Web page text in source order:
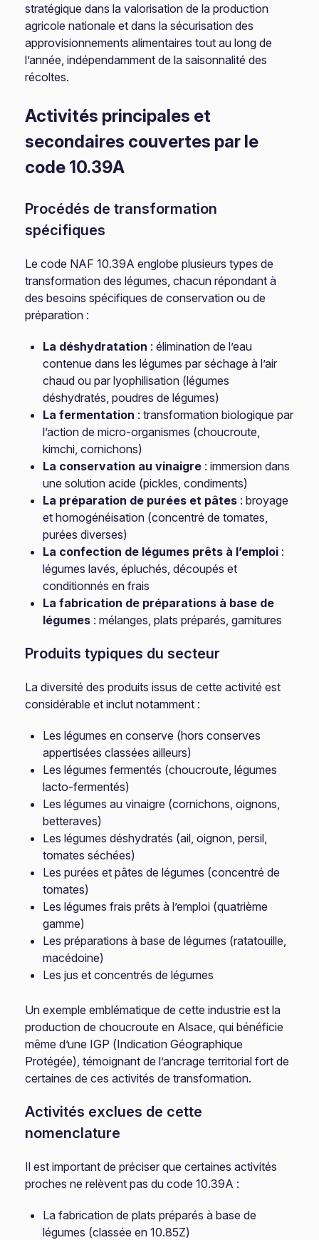
stratégique dans la valorisation de la production
agricole nationale et dans la sécurisation des
approvisionnements alimentaires tout au long de
l’année, indépendamment de la saisonnalité des
récoltes.
Activités principales et
secondaires couvertes par le
code 10.39A
Procédés de transformation
spécifiques
Le code NAF 10.39A englobe plusieurs types de
transformation des légumes, chacun répondant à
des besoins spécifiques de conservation ou de
préparation :
La déshydratation : élimination de l’eau
contenue dans les légumes par séchage à l’air
chaud ou par lyophilisation (légumes
déshydratés, poudres de légumes)
La fermentation : transformation biologique par
l’action de micro-organismes (choucroute,
kimchi, cornichons)
La conservation au vinaigre : immersion dans
une solution acide (pickles, condiments)
La préparation de purées et pâtes : broyage
et homogénéisation (concentré de tomates,
purées diverses)
La confection de légumes prêts à l’emploi :
légumes lavés, épluchés, découpés et
conditionnés en frais
La fabrication de préparations à base de
légumes : mélanges, plats préparés, garnitures
Produits typiques du secteur
La diversité des produits issus de cette activité est
considérable et inclut notamment :
Les légumes en conserve (hors conserves
appertisées classées ailleurs)
Les légumes fermentés (choucroute, légumes
lacto-fermentés)
Les légumes au vinaigre (cornichons, oignons,
betteraves)
Les légumes déshydratés (ail, oignon, persil,
tomates séchées)
Les purées et pâtes de légumes (concentré de
tomates)
Les légumes frais prêts à l’emploi (quatrième
gamme)
Les préparations à base de légumes (ratatouille,
macédoine)
Les jus et concentrés de légumes
Un exemple emblématique de cette industrie est la
production de choucroute en Alsace, qui bénéficie
même d’une IGP (Indication Géographique
Protégée), témoignant de l’ancrage territorial fort de
certaines de ces activités de transformation.
Activités exclues de cette
nomenclature
Il est important de préciser que certaines activités
proches ne relèvent pas du code 10.39A :
La fabrication de plats préparés à base de
légumes (classée en 10.85Z)